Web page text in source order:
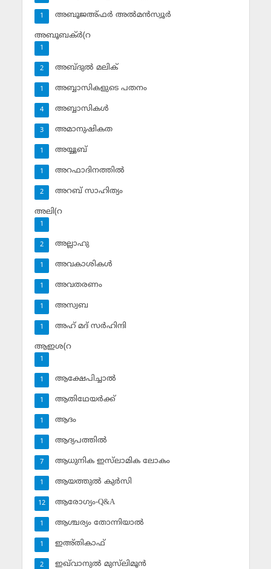
അബൂജഅ്ഫര്‍ അല്‍മന്‍സ്വൂര്‍
1
അബൂബക്ര്‍(റ
1
അബ്ദുല്‍ മലിക്‌
2
അബ്ബാസികളുടെ പതനം
1
അബ്ബാസികള്‍
4
അമാനുഷികത
3
അയ്യൂബ്‌
1
അറഫാദിനത്തില്‍
1
അറബ് സാഹിത്യം
2
അലി(റ
1
അല്ലാഹു
2
അവകാശികള്‍
1
അവതരണം
1
അസ്വബ
1
അഹ് മദ് സര്‍ഹിന്ദി
1
ആഇശ(റ
1
ആക്ഷേപിച്ചാല്‍
1
ആതിഥേയര്‍ക്ക്
1
ആദം
1
ആദ്യപത്തില്‍
1
ആധുനിക ഇസ്‌ലാമിക ലോകം
7
ആയത്തുല്‍ കുര്‍സി
1
ആരോഗ്യം-Q&A
12
ആശ്ചര്യം തോന്നിയാല്‍
1
ഇഅ്തികാഫ്‌
1
ഇഖ്‌വാനുല്‍ മുസ്‌ലിമൂന്‍
2